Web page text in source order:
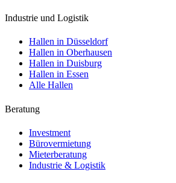
Industrie und Logistik
Hallen in Düsseldorf
Hallen in Oberhausen
Hallen in Duisburg
Hallen in Essen
Alle Hallen
Beratung
Investment
Bürovermietung
Mieterberatung
Industrie & Logistik